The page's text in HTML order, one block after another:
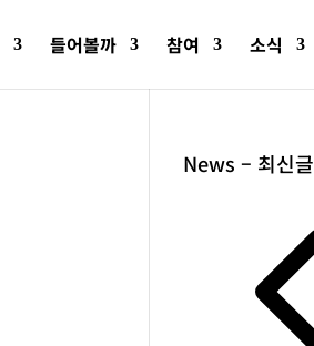
들어볼까 참여 소식
News – 최신글